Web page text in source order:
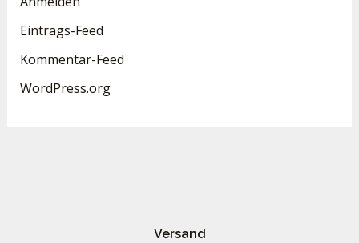
Eintrags-Feed
Kommentar-Feed
WordPress.org
Versand